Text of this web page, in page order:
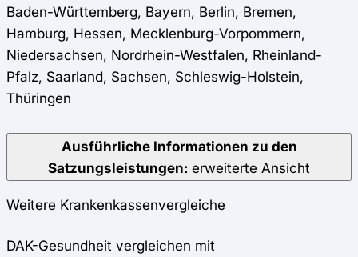
Baden-Württemberg, Bayern, Berlin, Bremen,
Hamburg, Hessen, Mecklenburg-Vorpommern,
Niedersachsen, Nordrhein-Westfalen, Rheinland-
Pfalz, Saarland, Sachsen, Schleswig-Holstein,
Thüringen
Ausführliche Informationen zu den
Satzungsleistungen: erweiterte Ansicht
Weitere Krankenkassenvergleiche
DAK-Gesundheit vergleichen mit